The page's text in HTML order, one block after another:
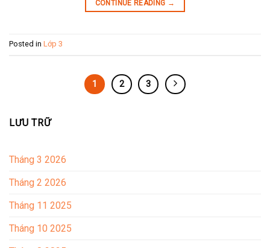
CONTINUE READING →
Posted in Lớp 3
1 2 3
LƯU TRỮ
Tháng 3 2026
Tháng 2 2026
Tháng 11 2025
Tháng 10 2025